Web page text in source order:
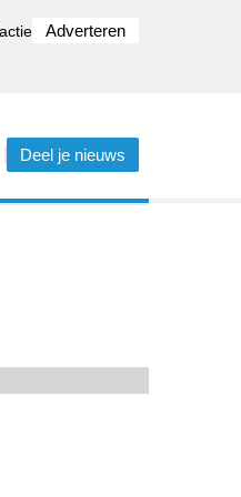
Adverteren
Deel je nieuws